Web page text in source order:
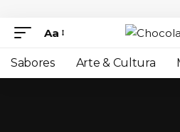
Aa
Sabores Arte & Cultura